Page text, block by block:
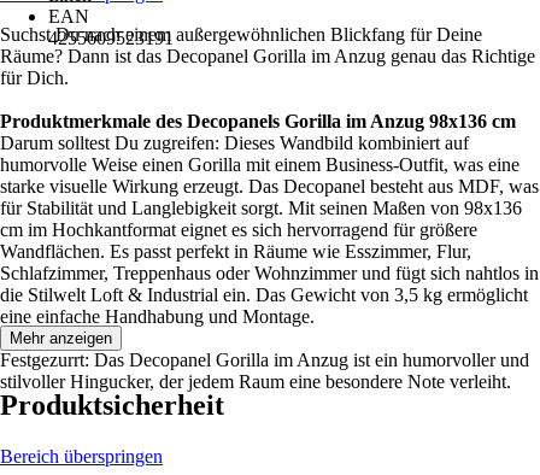
EAN
4255609523191
Suchst Du nach einem außergewöhnlichen Blickfang für Deine
Räume? Dann ist das Decopanel Gorilla im Anzug genau das Richtige
für Dich.
Produktmerkmale des Decopanels Gorilla im Anzug 98x136 cm
Darum solltest Du zugreifen: Dieses Wandbild kombiniert auf
humorvolle Weise einen Gorilla mit einem Business-Outfit, was eine
starke visuelle Wirkung erzeugt. Das Decopanel besteht aus MDF, was
für Stabilität und Langlebigkeit sorgt. Mit seinen Maßen von 98x136
cm im Hochkantformat eignet es sich hervorragend für größere
Wandflächen. Es passt perfekt in Räume wie Esszimmer, Flur,
Schlafzimmer, Treppenhaus oder Wohnzimmer und fügt sich nahtlos in
die Stilwelt Loft & Industrial ein. Das Gewicht von 3,5 kg ermöglicht
eine einfache Handhabung und Montage.
Festgezurrt: Das Decopanel Gorilla im Anzug ist ein humorvoller und
stilvoller Hingucker, der jedem Raum eine besondere Note verleiht.
Mehr anzeigen
Produktsicherheit
Bereich überspringen